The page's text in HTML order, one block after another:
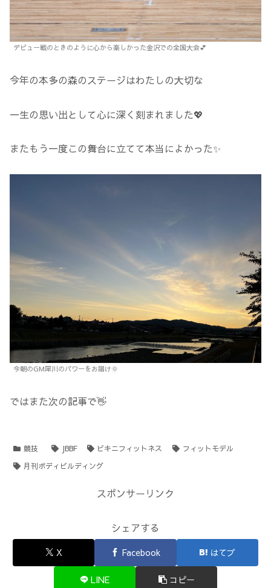
デビュー戦のときのように心から楽しかった金沢での全国大会💕
今年の本多の森のステージはわたしの大切な
一生の思い出として心に深く刻まれました💖
またもう一度この舞台に立てて本当によかった✨
今朝のGM犀川のパワーをお届け🌞
ではまた次の記事で👋
競技 JBBF ビキニフィットネス
フィットモデル
月刊ボディビルディング
スポンサーリンク
シェアする
X Facebook はてブ
LINE コピー